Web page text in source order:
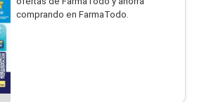
comprando en FarmaTodo.